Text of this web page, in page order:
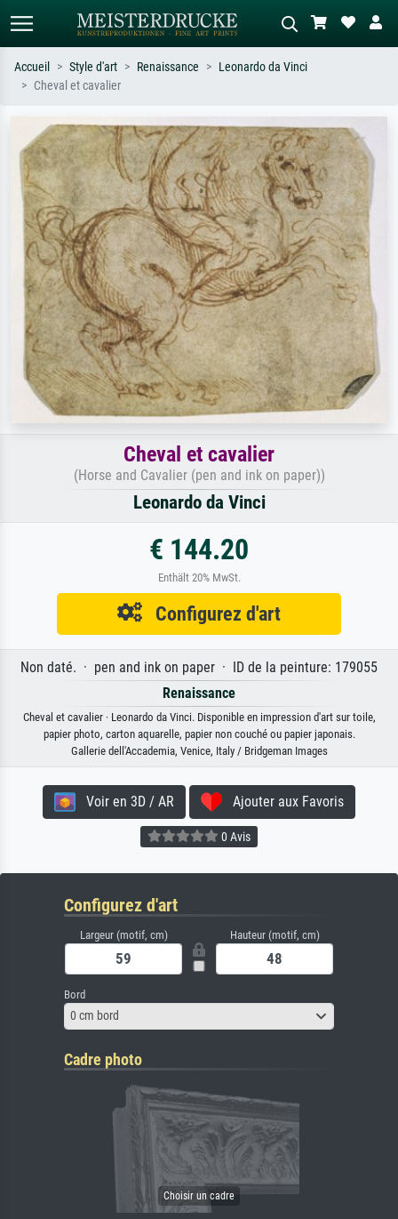
Recherchez par artiste, titre ou style –
ex. Monet, Nuit étoilée,
impressionnisme, vague de Hokusai,
nu.
Décrivez la scène – ex. prairie verte,
abstrait avec beaucoup de rouge,
tableau sombre, nu debout près d'un
arbre.
Accueil Style d'art Renaissance
Leonardo da Vinci
Cheval et cavalier
Cheval et cavalier
(Horse and Cavalier (pen and ink on paper))
Leonardo da Vinci
€ 144.20
Enthält 20% MwSt.
Configurez d'art
Non daté. · pen and ink on paper · ID de la peinture: 179055
Renaissance
Cheval et cavalier · Leonardo da Vinci. Disponible en impression d'art sur toile,
papier photo, carton aquarelle, papier non couché ou papier japonais.
Gallerie dell'Accademia, Venice, Italy / Bridgeman Images
Voir en 3D / AR Ajouter aux Favoris
0 Avis
Configurez d'art
Largeur (motif, cm) Hauteur (motif, cm)
Bord
0 cm bord
Cadre photo